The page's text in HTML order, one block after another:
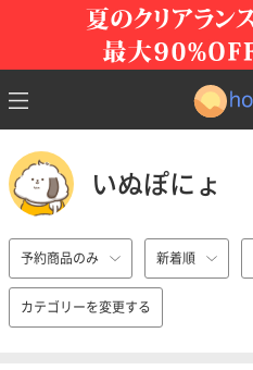
いぬぽにょ
予約商品のみ 新着順
カテゴリーを変更する